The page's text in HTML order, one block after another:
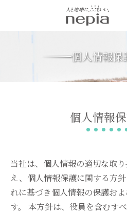
個人情報保
個人情報
当社は、個人情報の適切な取
え、個人情報保護に関する方
れに基づき個人情報の保護お
す。 本方針は、役員を含むす